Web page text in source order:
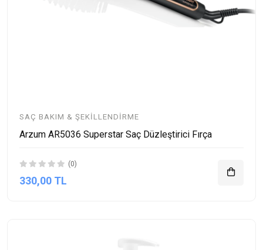
SAÇ BAKIM & ŞEKILLENDIRME
Arzum AR5036 Superstar Saç Düzleştirici Fırça
(0)
330,00 TL